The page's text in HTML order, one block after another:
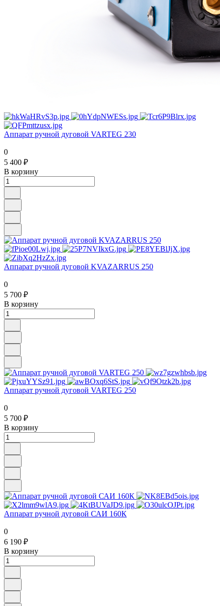
Аппарат ручной дуговой VARTEG 230
0
5 400 ₽
В корзину
Аппарат ручной дуговой KVAZARRUS 250
0
5 700 ₽
В корзину
Аппарат ручной дуговой VARTEG 250
0
5 700 ₽
В корзину
Аппарат ручной дуговой САИ 160К
0
6 190 ₽
В корзину